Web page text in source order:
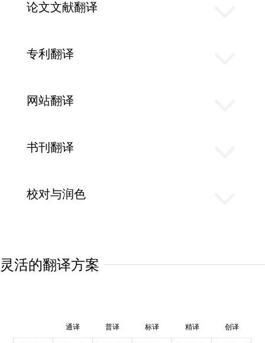
论文文献翻译
专利翻译
网站翻译
书刊翻译
校对与润色
灵活的翻译方案
通译 普译 标译 精译 创译